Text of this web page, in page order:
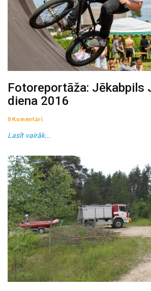
Fotoreportāža: Jēkabpils
diena 2016
0 Komentāri
Lasīt vairāk...